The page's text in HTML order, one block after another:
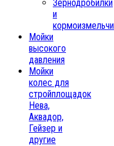
Зернодробилки
и
Мойки
высокого
давления
Мойки
колес для
стройплощадок
Нева,
Аквадор,
Гейзер и
другие